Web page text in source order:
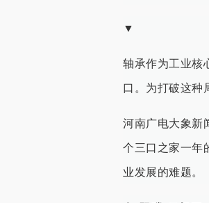
▼
轴承作为工业核
口。为打破这种
河南广电大象新
个三口之家一年
业发展的难题。